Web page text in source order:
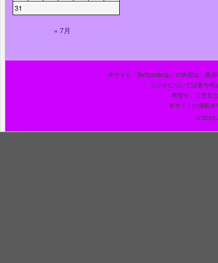
31
« 7月
本サイト「BeSporter.jp」の内容は、商
リンクについては著作権
希望や、ご意見
本サイトの掲載ポ
© 2026